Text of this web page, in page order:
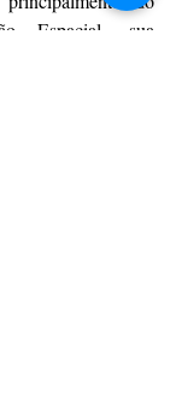
Espacial, sua